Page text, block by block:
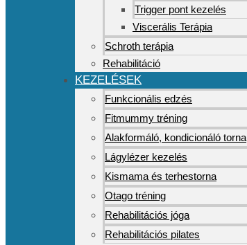
Trigger pont kezelés
Viscerális Terápia
Schroth terápia
Rehabilitáció
KEZELÉSEK
Funkcionális edzés
Fitmummy tréning
Alakformáló, kondicionáló torna
Lágylézer kezelés
Kismama és terhestorna
Otago tréning
Rehabilitációs jóga
Rehabilitációs pilates